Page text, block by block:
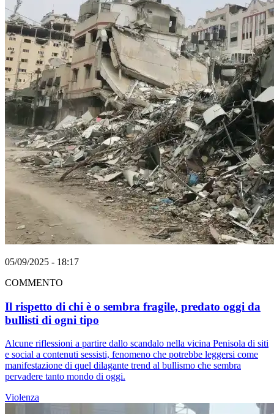
05/09/2025 - 18:17
COMMENTO
Il rispetto di chi è o sembra fragile, predato oggi da
bullisti di ogni tipo
Alcune riflessioni a partire dallo scandalo nella vicina Penisola di siti
e social a contenuti sessisti, fenomeno che potrebbe leggersi come
manifestazione di quel dilagante trend al bullismo che sembra
pervadere tanto mondo di oggi.
Violenza